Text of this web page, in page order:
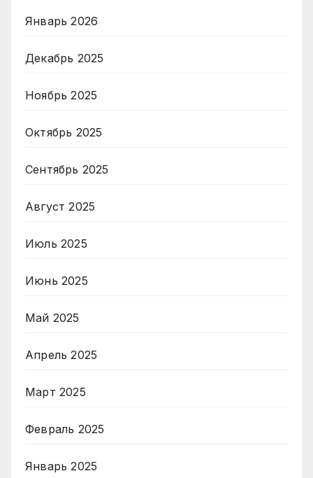
Январь 2026
Декабрь 2025
Ноябрь 2025
Октябрь 2025
Сентябрь 2025
Август 2025
Июль 2025
Июнь 2025
Май 2025
Апрель 2025
Март 2025
Февраль 2025
Январь 2025